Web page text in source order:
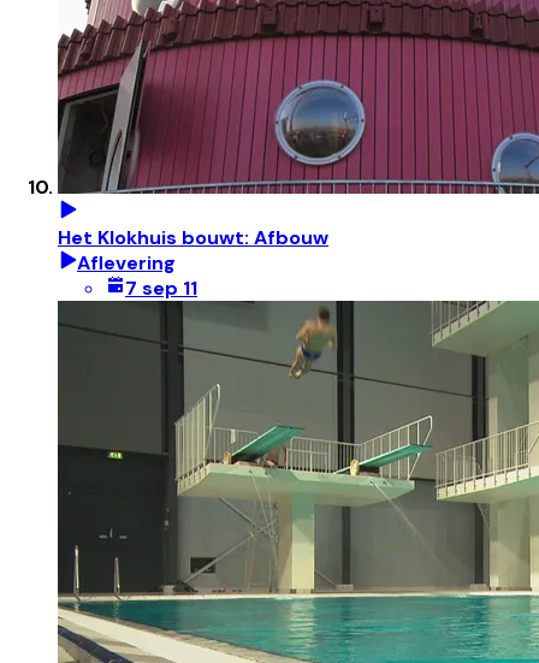
Het Klokhuis bouwt: Afbouw
Aflevering
7 sep 11